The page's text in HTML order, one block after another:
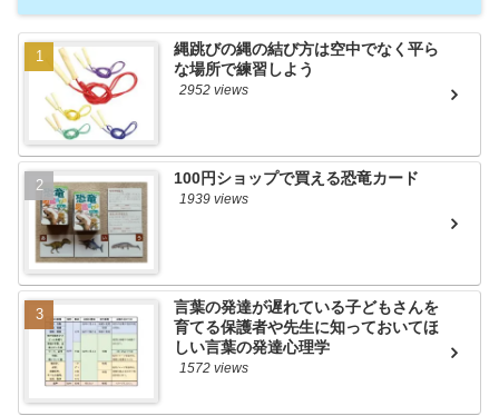
縄跳びの縄の結び方は空中でなく平ら
な場所で練習しよう
2952 views
100円ショップで買える恐竜カード
1939 views
言葉の発達が遅れている子どもさんを
育てる保護者や先生に知っておいてほ
しい言葉の発達心理学
1572 views